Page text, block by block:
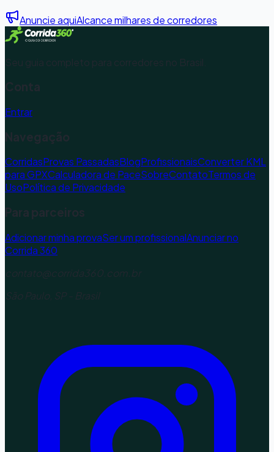
Anuncie aquiAlcance milhares de corredores
Seu guia completo para corredores no Brasil.
Conta
Entrar
Navegação
CorridasProvas PassadasBlogProfissionaisConverter KML
para GPXCalculadora de PaceSobreContatoTermos de
UsoPolítica de Privacidade
Para parceiros
Adicionar minha provaSer um profissionalAnunciar no
Corrida 360
contato@corrida360.com.br
São Paulo, SP - Brasil